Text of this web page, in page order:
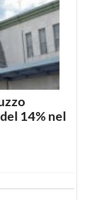
14% nel